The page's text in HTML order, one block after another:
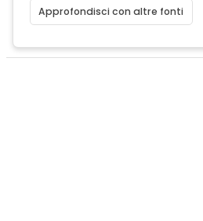
Approfondisci con altre fonti